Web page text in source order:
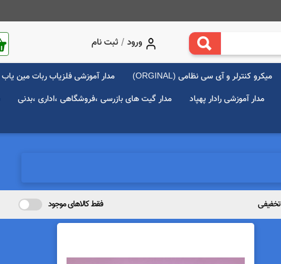
ورود / ثبت نام
میکرو کنترلر و آی سی نظامی (ORGINAL)
مدار آموزشی فلزیاب ربات مین یاب
مدار آموزشی رادار پهپاد مدار گیت های بازرسی ،فروشگاهی ،اداری ،بدنی
تخفیفی فقط کالاهای موجود